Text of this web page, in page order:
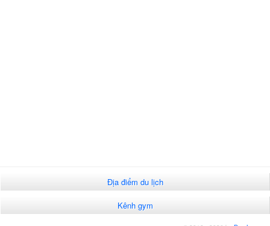
Địa điểm du lịch
Kênh gym